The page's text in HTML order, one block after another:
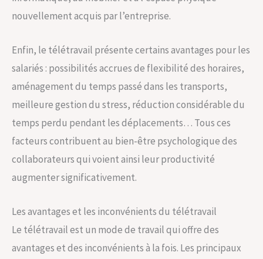
nouvellement acquis par l’entreprise.
Enfin, le télétravail présente certains avantages pour les
salariés : possibilités accrues de flexibilité des horaires,
aménagement du temps passé dans les transports,
meilleure gestion du stress, réduction considérable du
temps perdu pendant les déplacements… Tous ces
facteurs contribuent au bien-être psychologique des
collaborateurs qui voient ainsi leur productivité
augmenter significativement.
Les avantages et les inconvénients du télétravail
Le télétravail est un mode de travail qui offre des
avantages et des inconvénients à la fois. Les principaux